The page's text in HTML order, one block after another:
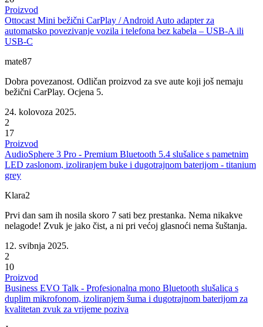
Proizvod
Ottocast Mini bežični CarPlay / Android Auto adapter za
automatsko povezivanje vozila i telefona bez kabela – USB-A ili
USB-C
mate87
Dobra povezanost. Odličan proizvod za sve aute koji još nemaju
bežični CarPlay. Ocjena 5.
24. kolovoza 2025.
2
17
Proizvod
AudioSphere 3 Pro - Premium Bluetooth 5.4 slušalice s pametnim
LED zaslonom, izoliranjem buke i dugotrajnom baterijom - titanium
grey
Klara2
Prvi dan sam ih nosila skoro 7 sati bez prestanka. Nema nikakve
nelagode! Zvuk je jako čist, a ni pri većoj glasnoći nema šuštanja.
12. svibnja 2025.
2
10
Proizvod
Business EVO Talk - Profesionalna mono Bluetooth slušalica s
duplim mikrofonom, izoliranjem šuma i dugotrajnom baterijom za
kvalitetan zvuk za vrijeme poziva